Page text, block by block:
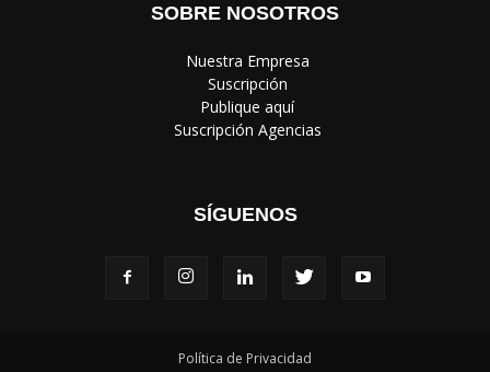
SOBRE NOSOTROS
‎ Nuestra Empresa
‎ Suscripción
‎ Publique aquí
‎ Suscripción Agencias
SÍGUENOS
Política de Privacidad